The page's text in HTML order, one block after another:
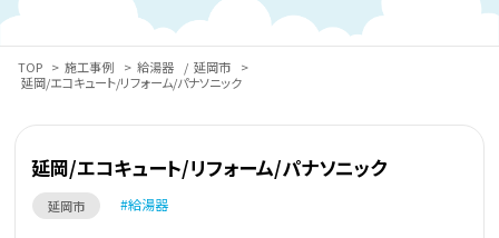
TOP > 施工事例 > 給湯器 / 延岡市
>
延岡/エコキュート/リフォーム/パナソニック
延岡/エコキュート/リフォーム/パナソニック
延岡市 給湯器